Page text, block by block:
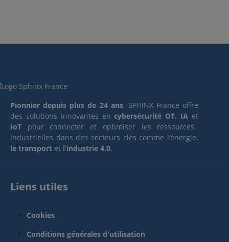
Pionnier depuis plus de 24 ans, SPHINX France offre
des solutions innovantes encybersécurité OT, IA et
IoT pour connecter et optimiser les ressources
industrielles dans des secteurs clés comme l’énergie,
le transport et l’industrie 4.0.
Liens utiles
Cookies
Conditions générales d'utilisation